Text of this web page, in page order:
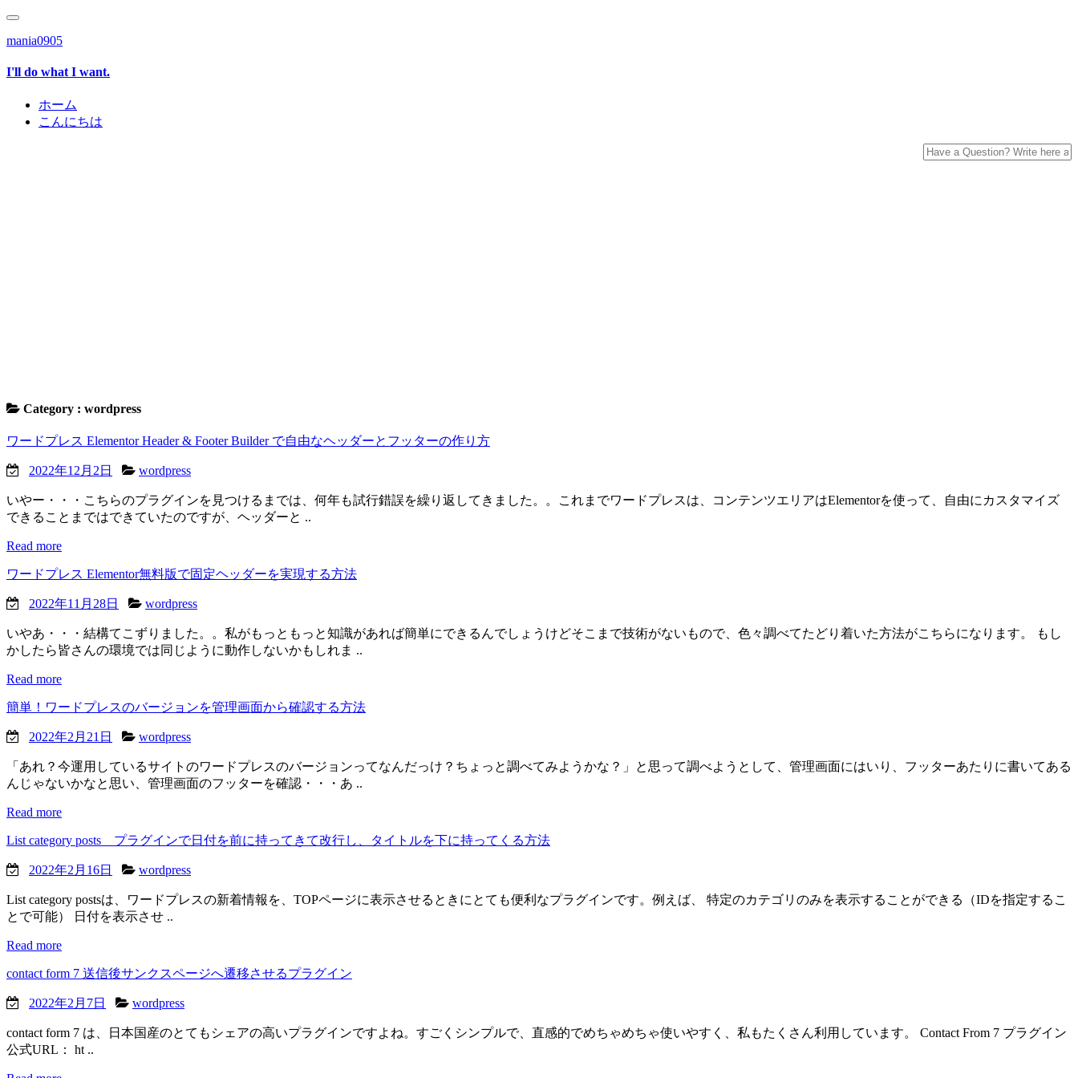
mania0905
I'll do what I want.
ホーム
こんにちは
Category : wordpress
ワードプレス Elementor Header & Footer Builder で自由なヘッダーとフッターの作り方
2022年12月2日 wordpress
いやー・・・こちらのプラグインを見つけるまでは、何年も試行錯誤を繰り返してきました。。これまでワードプレスは、コンテンツエリアはElementorを使って、自由にカスタマイズ
できることまではできていたのですが、ヘッダーと ..
Read more
ワードプレス Elementor無料版で固定ヘッダーを実現する方法
2022年11月28日 wordpress
いやあ・・・結構てこずりました。。私がもっともっと知識があれば簡単にできるんでしょうけどそこまで技術がないもので、色々調べてたどり着いた方法がこちらになります。 もし
かしたら皆さんの環境では同じように動作しないかもしれま ..
Read more
簡単！ワードプレスのバージョンを管理画面から確認する方法
2022年2月21日 wordpress
「あれ？今運用しているサイトのワードプレスのバージョンってなんだっけ？ちょっと調べてみようかな？」と思って調べようとして、管理画面にはいり、フッターあたりに書いてある
んじゃないかなと思い、管理画面のフッターを確認・・・あ ..
Read more
List category posts プラグインで日付を前に持ってきて改行し、タイトルを下に持ってくる方法
2022年2月16日 wordpress
List category postsは、ワードプレスの新着情報を、TOPページに表示させるときにとても便利なプラグインです。例えば、 特定のカテゴリのみを表示することができる（IDを指定するこ
とで可能） 日付を表示させ ..
Read more
contact form 7 送信後サンクスページへ遷移させるプラグイン
2022年2月7日 wordpress
contact form 7 は、日本国産のとてもシェアの高いプラグインですよね。すごくシンプルで、直感的でめちゃめちゃ使いやすく、私もたくさん利用しています。 Contact From 7 プラグイン
公式URL： ht ..